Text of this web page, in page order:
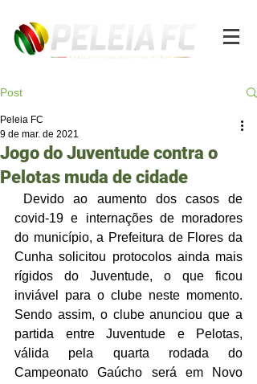
Post
Jogo do Juventude contra o
Pelotas muda de cidade
Peleia FC
9 de mar. de 2021
covid-19 e internações de moradores
do município, a Prefeitura de Flores da
Cunha solicitou protocolos ainda mais
rígidos do Juventude, o que ficou
inviável para o clube neste momento.
Sendo assim, o clube anunciou que a
partida entre Juventude e Pelotas,
válida pela quarta rodada do
Campeonato Gaúcho será em Novo